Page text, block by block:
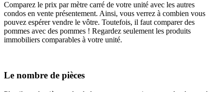
Comparez le prix par mètre carré de votre unité avec les autres
condos en vente présentement. Ainsi, vous verrez à combien vous
pouvez espérer vendre le vôtre. Toutefois, il faut comparer des
pommes avec des pommes ! Regardez seulement les produits
immobiliers comparables à votre unité.
Le nombre de pièces